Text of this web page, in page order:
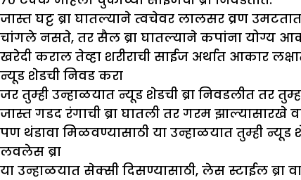
जास्त घट्ट ब्रा घातल्याने त्वचेवर लालसर व्रण
चांगले नसते, तर सैल ब्रा घातल्याने कपांना योग्य
खरेदी कराल तेव्हा शरीराची साईज अर्थात आकार
न्यूड शेडची निवड करा
जर तुम्ही उन्हाळयात न्यूड शेडची ब्रा निवडलीत तर
जास्त गडद रंगाची ब्रा घातली तर गरम
पण थंडावा मिळवण्यासाठी या उन्हाळयात तुम्ही न्यूड
लवलेस ब्रा
या उन्हाळयात सेक्सी दिसण्यासाठी, लेस स्टाईल ब्रा